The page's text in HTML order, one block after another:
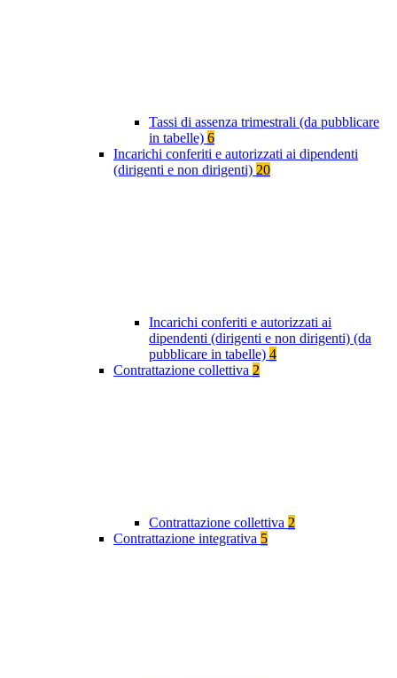
Tassi di assenza trimestrali (da pubblicare
in tabelle) 6
Incarichi conferiti e autorizzati ai dipendenti
(dirigenti e non dirigenti) 20
Incarichi conferiti e autorizzati ai
dipendenti (dirigenti e non dirigenti) (da
pubblicare in tabelle) 4
Contrattazione collettiva 2
Contrattazione collettiva 2
Contrattazione integrativa 5